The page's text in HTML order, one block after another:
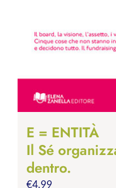
E = ENTITÀ
Il Sé
dentro.
€4.99